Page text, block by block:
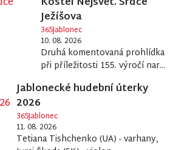
Ježíšova
365Jablonec
10. 08. 2026
Druhá komentovaná prohlídka
při příležitosti 155. výročí nar...
Jablonecké hudební úterky
2026
365Jablonec
11. 08. 2026
Tetiana Tishchenko (UA) - varhany,